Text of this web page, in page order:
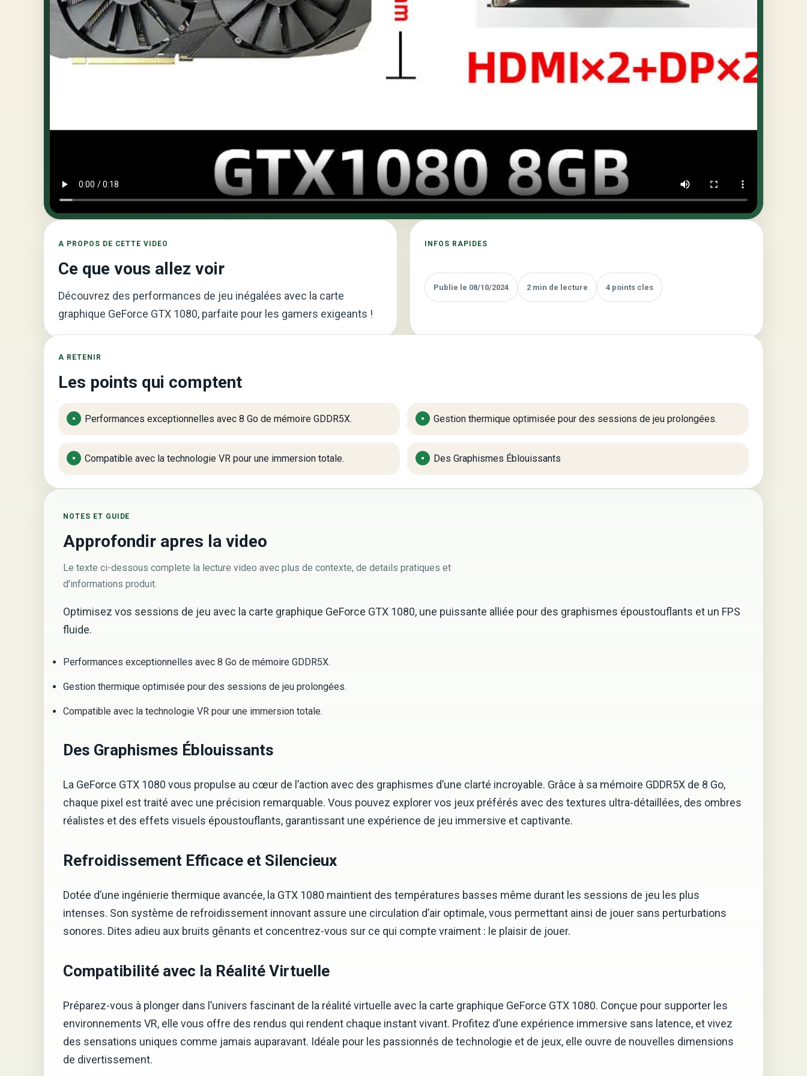
Jeu
Inégalée
A PROPOS DE CETTE VIDEO
Ce que vous allez voir
Découvrez des performances de jeu inégalées avec la carte
graphique GeForce GTX 1080, parfaite pour les gamers exigeants !
INFOS RAPIDES
Publie le 08/10/2024 2 min de lecture 4 points cles
A RETENIR
Les points qui comptent
Performances exceptionnelles avec 8 Go de mémoire GDDR5X. Gestion thermique optimisée pour des sessions de jeu prolongées.
Compatible avec la technologie VR pour une immersion totale. Des Graphismes Éblouissants
NOTES ET GUIDE
Approfondir apres la video
Le texte ci-dessous complete la lecture video avec plus de contexte, de details pratiques et
d'informations produit.
Optimisez vos sessions de jeu avec la carte graphique GeForce GTX 1080, une puissante alliée pour des graphismes époustouflants et un FPS
fluide.
Performances exceptionnelles avec 8 Go de mémoire GDDR5X.
Gestion thermique optimisée pour des sessions de jeu prolongées.
Compatible avec la technologie VR pour une immersion totale.
Des Graphismes Éblouissants
La GeForce GTX 1080 vous propulse au cœur de l’action avec des graphismes d’une clarté incroyable. Grâce à sa mémoire GDDR5X de 8 Go,
chaque pixel est traité avec une précision remarquable. Vous pouvez explorer vos jeux préférés avec des textures ultra-détaillées, des ombres
réalistes et des effets visuels époustouflants, garantissant une expérience de jeu immersive et captivante.
Refroidissement Efficace et Silencieux
Dotée d’une ingénierie thermique avancée, la GTX 1080 maintient des températures basses même durant les sessions de jeu les plus
intenses. Son système de refroidissement innovant assure une circulation d’air optimale, vous permettant ainsi de jouer sans perturbations
sonores. Dites adieu aux bruits gênants et concentrez-vous sur ce qui compte vraiment : le plaisir de jouer.
Compatibilité avec la Réalité Virtuelle
Préparez-vous à plonger dans l’univers fascinant de la réalité virtuelle avec la carte graphique GeForce GTX 1080. Conçue pour supporter les
environnements VR, elle vous offre des rendus qui rendent chaque instant vivant. Profitez d’une expérience immersive sans latence, et vivez
des sensations uniques comme jamais auparavant. Idéale pour les passionnés de technologie et de jeux, elle ouvre de nouvelles dimensions
de divertissement.